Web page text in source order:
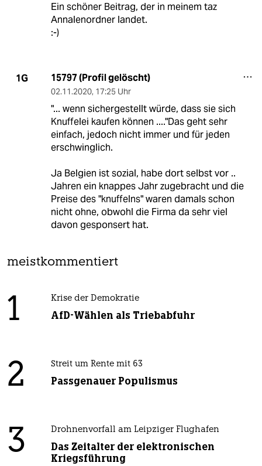
Ein schöner Beitrag, der in meinem taz
Annalenordner landet.
:-)
1G 15797 (Profil gelöscht)
02.11.2020, 17:25 Uhr
"... wenn sichergestellt würde, dass sie sich
Knuffelei kaufen können ...."Das geht sehr
einfach, jedoch nicht immer und für jeden
erschwinglich.
Ja Belgien ist sozial, habe dort selbst vor ..
Jahren ein knappes Jahr zugebracht und die
Preise des "knuffelns" waren damals schon
nicht ohne, obwohl die Firma da sehr viel
davon gesponsert hat.
meistkommentiert
1 Krise der Demokratie
AfD-Wählen als Triebabfuhr
2 Streit um Rente mit 63
Passgenauer Populismus
3 Drohnenvorfall am Leipziger Flughafen
Das Zeitalter der elektronischen
Kriegsführung